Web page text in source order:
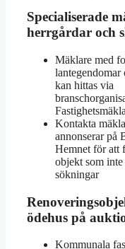
Specialiserade
herrgårdar och
Mäklare med
lantegendomar
kan hittas via
Kontakta
annonserar på
Hemnet för att
objekt som
sökningar
ödehus på
Kommunala